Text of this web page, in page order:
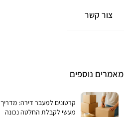
צור קשר
מאמרים נוספים
קרטונים למעבר דירה: מדריך
מעשי לקבלת החלטה נכונה